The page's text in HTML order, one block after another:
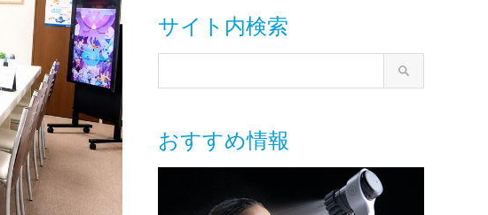
サイト内検索
おすすめ情報